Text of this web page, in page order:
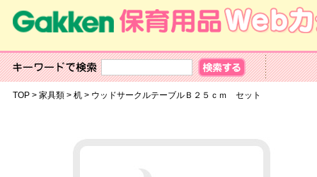
TOP> 家具類> 机> ウッドサークルテーブルＢ２５ｃｍ セット